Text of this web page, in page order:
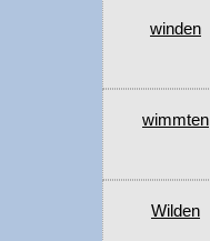
winden
wimmten
Wilden